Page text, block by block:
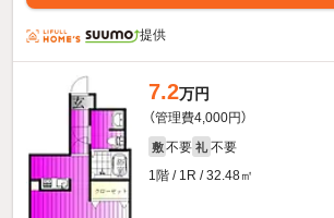
提供
7.2万円
（管理費4,000円）
敷 不要 礼 不要
1階 / 1R / 32.48㎡